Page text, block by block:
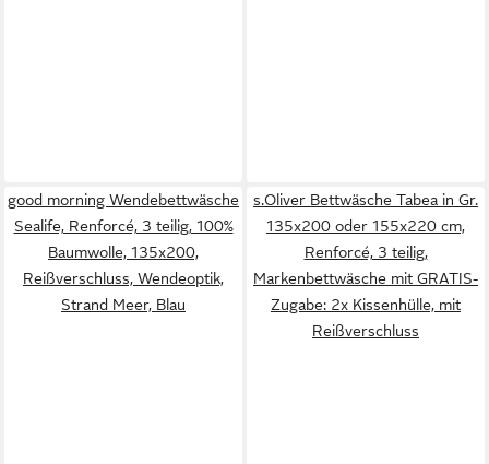
good morning Wendebettwäsche
Sealife, Renforcé, 3 teilig, 100%
Baumwolle, 135x200,
Reißverschluss, Wendeoptik,
Strand Meer, Blau
s.Oliver Bettwäsche Tabea in Gr.
135x200 oder 155x220 cm,
Renforcé, 3 teilig,
Markenbettwäsche mit GRATIS-
Zugabe: 2x Kissenhülle, mit
Reißverschluss